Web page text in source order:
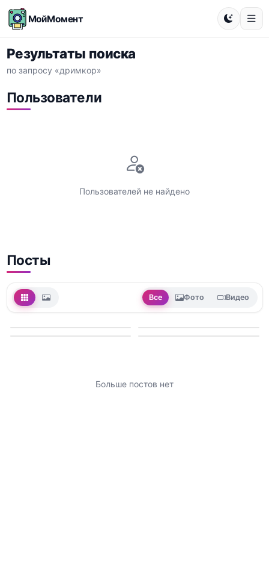
МойМомент
Результаты поиска
по запросу «дримкор»
Пользователи
Пользователей не найдено
Посты
Все Фото Видео
Больше постов нет